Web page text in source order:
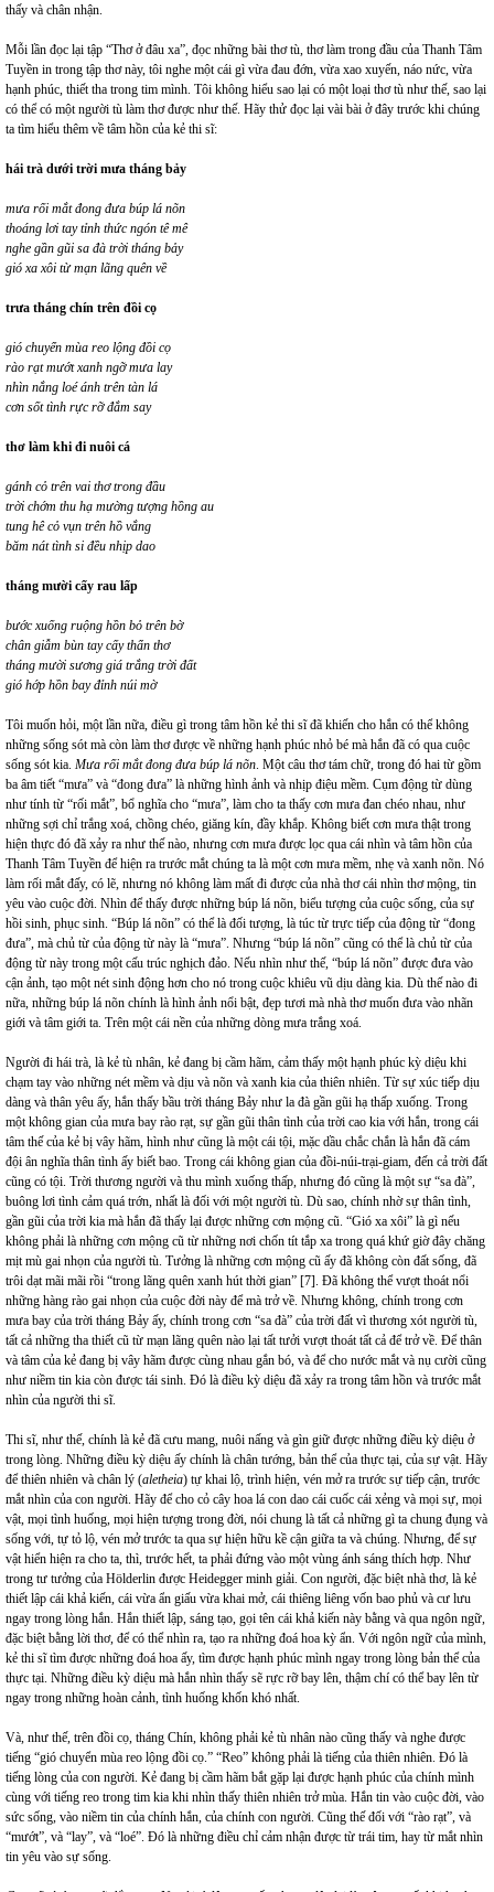
thấy và chân nhận.
Mỗi lần đọc lại tập “Thơ ở đâu xa”, đọc những bài thơ tù, thơ làm trong đầu của Thanh Tâm
Tuyền in trong tập thơ này, tôi nghe một cái gì vừa đau đớn, vừa xao xuyến, náo nức, vừa
hạnh phúc, thiết tha trong tim mình. Tôi không hiểu sao lại có một loại thơ tù như thế, sao lại
có thể có một người tù làm thơ được như thế. Hãy thử đọc lại vài bài ở đây trước khi chúng
ta tìm hiểu thêm về tâm hồn của kẻ thi sĩ:
hái trà dưới trời mưa tháng bảy
mưa rối mắt đong đưa búp lá nõn
thoáng lơi tay tỉnh thức ngón tê mê
nghe gần gũi sa đà trời tháng bảy
gió xa xôi từ mạn lãng quên về
trưa tháng chín trên đồi cọ
gió chuyển mùa reo lộng đồi cọ
rào rạt mướt xanh ngỡ mưa lay
nhìn nắng loé ánh trên tàn lá
cơn sốt tình rực rỡ đắm say
thơ làm khi đi nuôi cá
gánh cỏ trên vai thơ trong đầu
trời chớm thu hạ mường tượng hồng au
tung hê cỏ vụn trên hồ vắng
băm nát tình si đều nhịp dao
tháng mười cấy rau lấp
bước xuống ruộng hồn bỏ trên bờ
chân giẫm bùn tay cấy thẩn thơ
tháng mười sương giá trắng trời đất
gió hớp hồn bay đỉnh núi mờ
Tôi muốn hỏi, một lần nữa, điều gì trong tâm hồn kẻ thi sĩ đã khiến cho hắn có thể không
những sống sót mà còn làm thơ được về những hạnh phúc nhỏ bé mà hắn đã có qua cuộc
sống sót kia. Mưa rối mắt đong đưa búp lá nõn. Một câu thơ tám chữ, trong đó hai từ gồm
ba âm tiết “mưa” và “đong đưa” là những hình ảnh và nhịp điệu mềm. Cụm động từ dùng
như tính từ “rối mắt”, bổ nghĩa cho “mưa”, làm cho ta thấy cơn mưa đan chéo nhau, như
những sợi chỉ trắng xoá, chồng chéo, giăng kín, đầy khắp. Không biết cơn mưa thật trong
hiện thực đó đã xảy ra như thế nào, nhưng cơn mưa được lọc qua cái nhìn và tâm hồn của
Thanh Tâm Tuyền để hiện ra trước mắt chúng ta là một cơn mưa mềm, nhẹ và xanh nõn. Nó
làm rối mắt đấy, có lẽ, nhưng nó không làm mất đi được của nhà thơ cái nhìn thơ mộng, tin
yêu vào cuộc đời. Nhìn để thấy được những búp lá nõn, biểu tượng của cuộc sống, của sự
hồi sinh, phục sinh. “Búp lá nõn” có thể là đối tượng, là túc từ trực tiếp của động từ “đong
đưa”, mà chủ từ của động từ này là “mưa”. Nhưng “búp lá nõn” cũng có thể là chủ từ của
động từ này trong một cấu trúc nghịch đảo. Nếu nhìn như thế, “búp lá nõn” được đưa vào
cận ảnh, tạo một nét sinh động hơn cho nó trong cuộc khiêu vũ dịu dàng kia. Dù thế nào đi
nữa, những búp lá nõn chính là hình ảnh nổi bật, đẹp tươi mà nhà thơ muốn đưa vào nhãn
giới và tâm giới ta. Trên một cái nền của những dòng mưa trắng xoá.
Người đi hái trà, là kẻ tù nhân, kẻ đang bị cầm hãm, cảm thấy một hạnh phúc kỳ diệu khi
chạm tay vào những nét mềm và dịu và nõn và xanh kia của thiên nhiên. Từ sự xúc tiếp dịu
dàng và thân yêu ấy, hắn thấy bầu trời tháng Bảy như la đà gần gũi hạ thấp xuống. Trong
một không gian của mưa bay rào rạt, sự gần gũi thân tình của trời cao kia với hắn, trong cái
tâm thế của kẻ bị vây hãm, hình như cũng là một cái tội, mặc dầu chắc chắn là hắn đã cám
đội ân nghĩa thân tình ấy biết bao. Trong cái không gian của đồi-núi-trại-giam, đến cả trời đất
cũng có tội. Trời thương người và thu mình xuống thấp, nhưng đó cũng là một sự “sa đà”,
buông lơi tình cảm quá trớn, nhất là đối với một người tù. Dù sao, chính nhờ sự thân tình,
gần gũi của trời kia mà hắn đã thấy lại được những cơn mộng cũ. “Gió xa xôi” là gì nếu
không phải là những cơn mộng cũ từ những nơi chốn tít tắp xa trong quá khứ giờ đây chăng
mịt mù gai nhọn của người tù. Tưởng là những cơn mộng cũ ấy đã không còn đất sống, đã
trôi dạt mãi mãi rồi “trong lãng quên xanh hút thời gian” [7]. Đã không thể vượt thoát nổi
những hàng rào gai nhọn của cuộc đời này để mà trở về. Nhưng không, chính trong cơn
mưa bay của trời tháng Bảy ấy, chính trong cơn “sa đà” của trời đất vì thương xót người tù,
tất cả những tha thiết cũ từ mạn lãng quên nào lại tất tưởi vượt thoát tất cả để trở về. Để thân
và tâm của kẻ đang bị vây hãm được cùng nhau gắn bó, và để cho nước mắt và nụ cười cũng
như niềm tin kia còn được tái sinh. Đó là điều kỳ diệu đã xảy ra trong tâm hồn và trước mắt
nhìn của người thi sĩ.
Thi sĩ, như thế, chính là kẻ đã cưu mang, nuôi nấng và gìn giữ được những điều kỳ diệu ở
trong lòng. Những điều kỳ diệu ấy chính là chân tướng, bản thể của thực tại, của sự vật. Hãy
để thiên nhiên và chân lý (aletheia) tự khai lộ, trình hiện, vén mở ra trước sự tiếp cận, trước
mắt nhìn của con người. Hãy để cho cỏ cây hoa lá con dao cái cuốc cái xẻng và mọi sự, mọi
vật, mọi tình huống, mọi hiện tượng trong đời, nói chung là tất cả những gì ta chung đụng và
sống với, tự tỏ lộ, vén mở trước ta qua sự hiện hữu kề cận giữa ta và chúng. Nhưng, để sự
vật hiển hiện ra cho ta, thì, trước hết, ta phải đứng vào một vùng ánh sáng thích hợp. Như
trong tư tưởng của Hölderlin được Heidegger minh giải. Con người, đặc biệt nhà thơ, là kẻ
thiết lập cái khả kiến, cái vừa ẩn giấu vừa khai mở, cái thiêng liêng vốn bao phủ và cư lưu
ngay trong lòng hắn. Hắn thiết lập, sáng tạo, gọi tên cái khả kiến này bằng và qua ngôn ngữ,
đặc biệt bằng lời thơ, để có thể nhìn ra, tạo ra những đoá hoa kỳ ẩn. Với ngôn ngữ của mình,
kẻ thi sĩ tìm được những đoá hoa ấy, tìm được hạnh phúc mình ngay trong lòng bản thể của
thực tại. Những điều kỳ diệu mà hắn nhìn thấy sẽ rực rỡ bay lên, thậm chí có thể bay lên từ
ngay trong những hoàn cảnh, tình huống khốn khó nhất.
Và, như thế, trên đồi cọ, tháng Chín, không phải kẻ tù nhân nào cũng thấy và nghe được
tiếng “gió chuyển mùa reo lộng đồi cọ.” “Reo” không phải là tiếng của thiên nhiên. Đó là
tiếng lòng của con người. Kẻ đang bị cầm hãm bắt gặp lại được hạnh phúc của chính mình
cùng với tiếng reo trong tim kia khi nhìn thấy thiên nhiên trở mùa. Hắn tin vào cuộc đời, vào
sức sống, vào niềm tin của chính hắn, của chính con người. Cũng thế đối với “rào rạt”, và
“mướt”, và “lay”, và “loé”. Đó là những điều chỉ cảm nhận được từ trái tim, hay từ mắt nhìn
tin yêu vào sự sống.